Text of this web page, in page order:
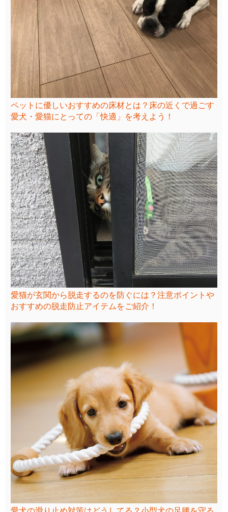
ペットに優しいおすすめの床材とは？床の近くで過ごす
愛犬・愛猫にとっての「快適」を考えよう！
愛猫が玄関から脱走するのを防ぐには？注意ポイントや
おすすめの脱走防止アイテムをご紹介！